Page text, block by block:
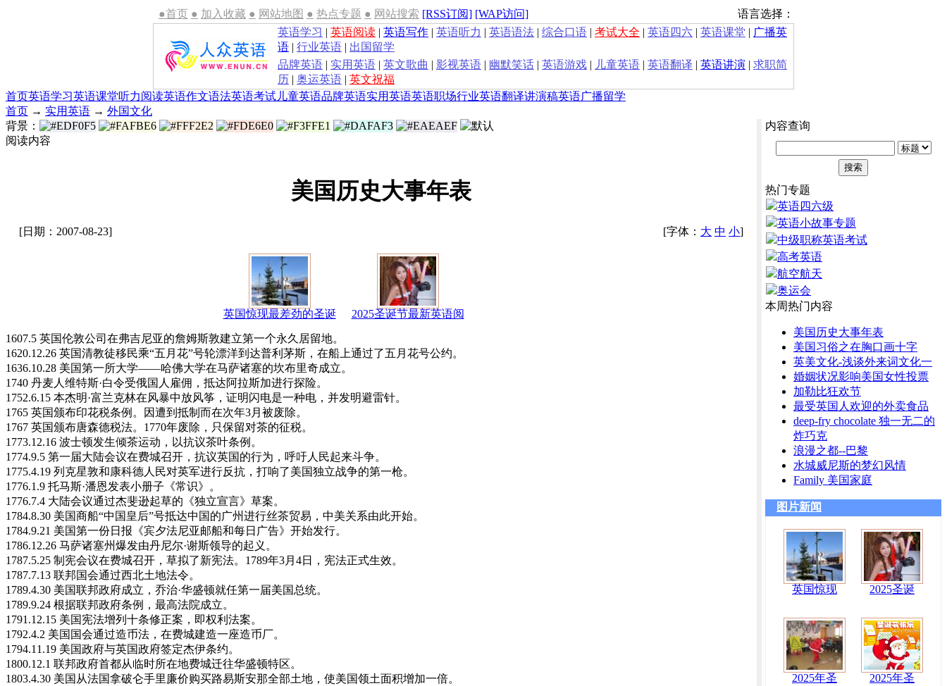
●首页 ● 加入收藏 ● 网站地图 ● 热点专题 ● 网站搜索 [RSS订阅] [WAP访问]
语言选择：
英语学习 | 英语阅读 | 英语写作 | 英语听力 | 英语语法 | 综合口语 | 考试大全 | 英语四六 | 英语课堂 | 广播英
语 | 行业英语 | 出国留学
品牌英语 | 实用英语 | 英文歌曲 | 影视英语 | 幽默笑话 | 英语游戏 | 儿童英语 | 英语翻译 | 英语讲演 | 求职简
历 | 奥运英语 | 英文祝福
首页英语学习英语课堂听力阅读英语作文语法英语考试 儿童英语品牌英语实用英语英语职场行业英语翻译讲演稿英语广播留学
首页 → 实用英语 → 外国文化
背景：
阅读内容
美国历史大事年表
[日期：2007-08-23] [字体： 大 中 小]
英国惊现最差劲的圣诞 2025圣诞节最新英语阅
1607.5 英国伦敦公司在弗吉尼亚的詹姆斯敦建立第一个永久居留地。
1620.12.26 英国清教徒移民乘“五月花”号轮漂洋到达普利茅斯，在船上通过了五月花号公约。
1636.10.28 美国第一所大学——哈佛大学在马萨诸塞的坎布里奇成立。
1740 丹麦人维特斯·白令受俄国人雇佣，抵达阿拉斯加进行探险。
1752.6.15 本杰明·富兰克林在风暴中放风筝，证明闪电是一种电，并发明避雷针。
1765 英国颁布印花税条例。因遭到抵制而在次年3月被废除。
1767 英国颁布唐森德税法。1770年废除，只保留对茶的征税。
1773.12.16 波士顿发生倾茶运动，以抗议茶叶条例。
1774.9.5 第一届大陆会议在费城召开，抗议英国的行为，呼吁人民起来斗争。
1775.4.19 列克星敦和康科德人民对英军进行反抗，打响了美国独立战争的第一枪。
1776.1.9 托马斯·潘恩发表小册子《常识》。
1776.7.4 大陆会议通过杰斐逊起草的《独立宣言》草案。
1784.8.30 美国商船“中国皇后”号抵达中国的广州进行丝茶贸易，中美关系由此开始。
1784.9.21 美国第一份日报《宾夕法尼亚邮船和每日广告》开始发行。
1786.12.26 马萨诸塞州爆发由丹尼尔·谢斯领导的起义。
1787.5.25 制宪会议在费城召开，草拟了新宪法。1789年3月4日，宪法正式生效。
1787.7.13 联邦国会通过西北土地法令。
1789.4.30 美国联邦政府成立，乔治·华盛顿就任第一届美国总统。
1789.9.24 根据联邦政府条例，最高法院成立。
1791.12.15 美国宪法增列十条修正案，即权利法案。
1792.4.2 美国国会通过造币法，在费城建造一座造币厂。
1794.11.19 美国政府与英国政府签定杰伊条约。
1800.12.1 联邦政府首都从临时所在地费城迁往华盛顿特区。
1803.4.30 美国从法国拿破仑手里廉价购买路易斯安那全部土地，使美国领土面积增加一倍。
内容查询
热门专题
英语四六级
英语小故事专题
中级职称英语考试
高考英语
航空航天
奥运会
本周热门内容
美国历史大事年表
美国习俗之在胸口画十字
英美文化-浅谈外来词文化一
婚姻状况影响美国女性投票
加勒比狂欢节
最受英国人欢迎的外卖食品
deep-fry chocolate 独一无二的
炸巧克
浪漫之都--巴黎
水城威尼斯的梦幻风情
Family 美国家庭
图片新闻
英国惊现 2025圣诞
2025年圣 2025年圣